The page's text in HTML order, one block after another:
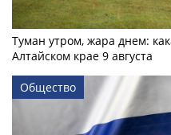
Туман утром, жара днем:
Алтайском крае 9 августа
Общество